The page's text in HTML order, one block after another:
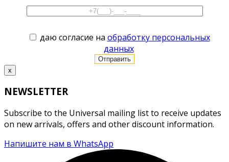
даю согласие на обработку персональных
данных
x
NEWSLETTER
Subscribe to the Universal mailing list to receive updates
on new arrivals, offers and other discount information.
Напишите нам в WhatsApp